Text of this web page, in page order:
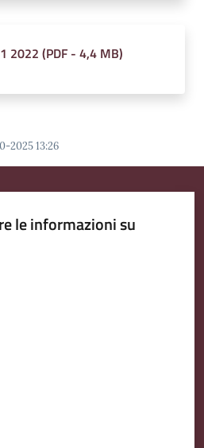
2022 (PDF - 4,4 MB)
2025 13:26
le informazioni su